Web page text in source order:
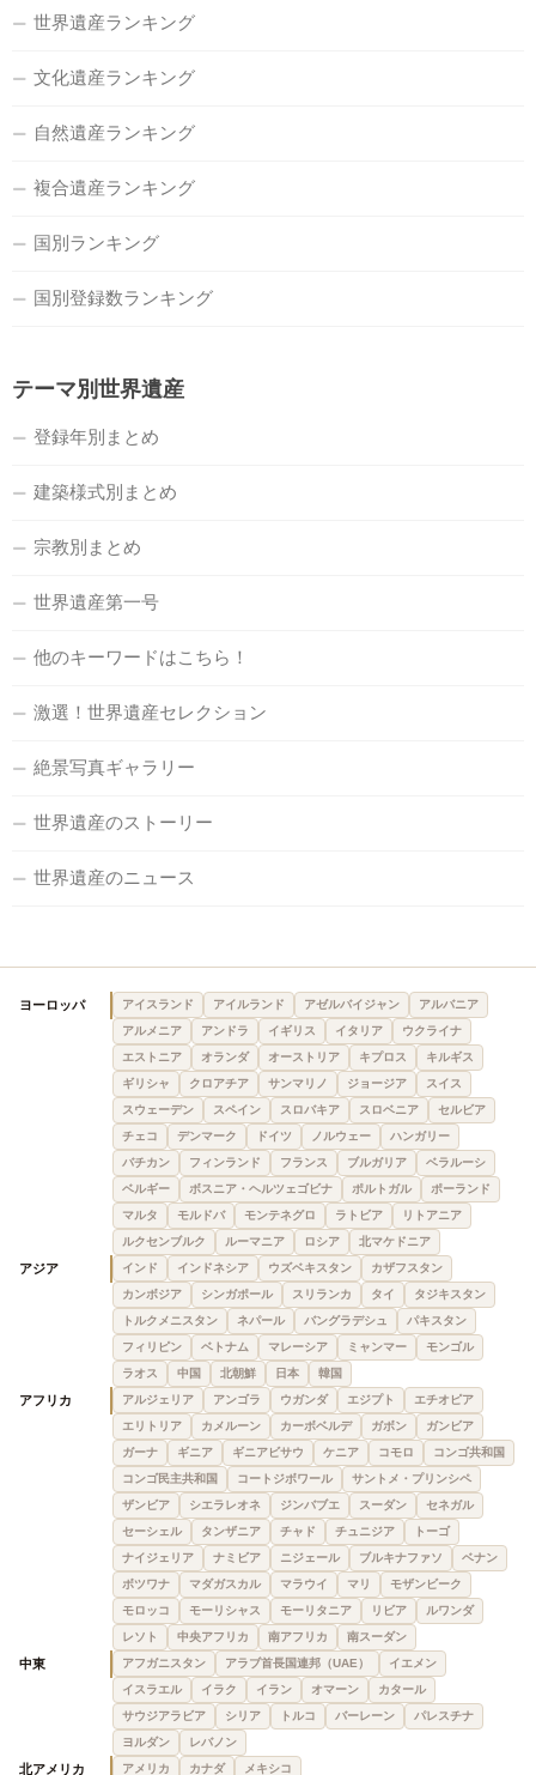
世界遺産ランキング
文化遺産ランキング
自然遺産ランキング
複合遺産ランキング
国別ランキング
国別登録数ランキング
テーマ別世界遺産
登録年別まとめ
建築様式別まとめ
宗教別まとめ
世界遺産第一号
他のキーワードはこちら！
激選！世界遺産セレクション
絶景写真ギャラリー
世界遺産のストーリー
世界遺産のニュース
ヨーロッパ アイスランド アイルランド アゼルバイジャン
アルバニア
アルメニア
アンドラ イギリス イタリア
ウクライナ
エストニア
オランダ オーストリア キプロス
キルギス
ギリシャ
クロアチア サンマリノ ジョージア
スイス
スウェーデン
スペイン スロバキア スロベニア
セルビア
チェコ
デンマーク ドイツ ノルウェー
ハンガリー
バチカン
フィンランド フランス ブルガリア
ベラルーシ
ベルギー
ボスニア・ヘルツェゴビナ ポルトガル
ポーランド
マルタ
モルドバ モンテネグロ ラトビア
リトアニア
ルクセンブルク
ルーマニア ロシア 北マケドニア
アジア インド インドネシア ウズベキスタン
カザフスタン
カンボジア
シンガポール スリランカ タイ
タジキスタン
トルクメニスタン
ネパール バングラデシュ
パキスタン
フィリピン
ベトナム マレーシア ミャンマー
モンゴル
ラオス
中国 北朝鮮 日本 韓国
アフリカ アルジェリア アンゴラ ウガンダ エジプト
エチオピア
エリトリア
カメルーン カーボベルデ ガボン
ガンビア
ガーナ
ギニア ギニアビサウ ケニア コモロ
コンゴ共和国
コンゴ民主共和国
コートジボワール
サントメ・プリンシペ
ザンビア
シエラレオネ ジンバブエ スーダン
セネガル
セーシェル
タンザニア チャド チュニジア
トーゴ
ナイジェリア
ナミビア ニジェール ブルキナファソ
ベナン
ボツワナ
マダガスカル マラウイ マリ
モザンビーク
モロッコ
モーリシャス モーリタニア リビア
ルワンダ
レソト
中央アフリカ 南アフリカ 南スーダン
中東 アフガニスタン アラブ首長国連邦（UAE）
イエメン
イスラエル
イラク イラン オマーン
カタール
サウジアラビア
シリア トルコ バーレーン
パレスチナ
ヨルダン
レバノン
北アメリカ アメリカ カナダ メキシコ